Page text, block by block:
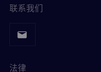
联系我们
法律